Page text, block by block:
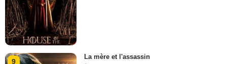
9
La mère et l'assassin